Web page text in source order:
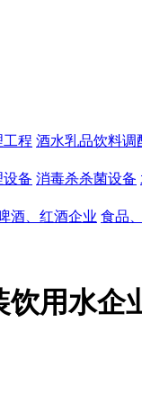
工程 酒水乳品饮料调
设备 消毒杀杀菌设备
酒、红酒企业 食品
饮用水企